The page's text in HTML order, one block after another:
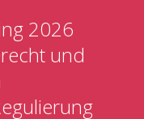
2026
und